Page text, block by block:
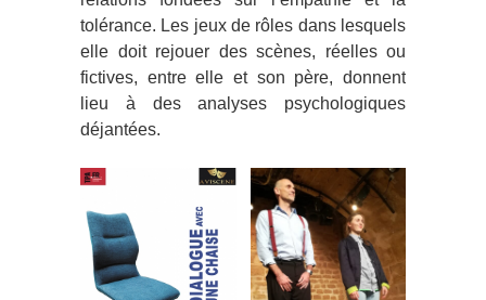
tolérance. Les jeux de rôles dans lesquels
elle doit rejouer des scènes, réelles ou
fictives, entre elle et son père, donnent
lieu à des analyses psychologiques
déjantées.